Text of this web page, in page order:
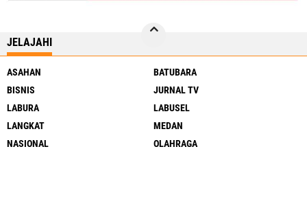
JELAJAHI
ASAHAN
BATUBARA
BISNIS
JURNAL TV
LABURA
LABUSEL
LANGKAT
MEDAN
NASIONAL
OLAHRAGA